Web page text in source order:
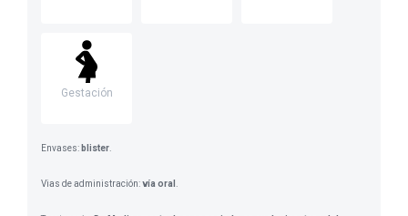
Gestación
Envases: blister
Vias de administración:vía oral